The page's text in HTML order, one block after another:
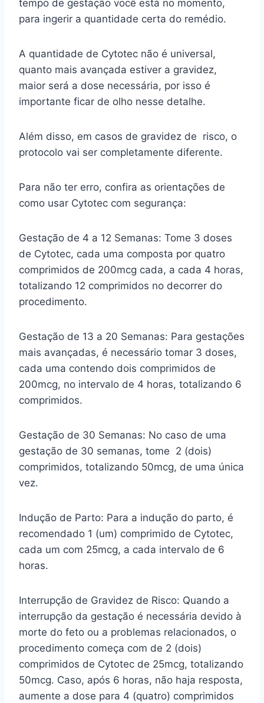
tempo de gestação você está no momento,
para ingerir a quantidade certa do remédio.
A quantidade de Cytotec não é universal,
quanto mais avançada estiver a gravidez,
maior será a dose necessária, por isso é
importante ficar de olho nesse detalhe.
Além disso, em casos de gravidez de risco, o
protocolo vai ser completamente diferente.
Para não ter erro, confira as orientações de
como usar Cytotec com segurança:
Gestação de 4 a 12 Semanas: Tome 3 doses
de Cytotec, cada uma composta por quatro
comprimidos de 200mcg cada, a cada 4 horas,
totalizando 12 comprimidos no decorrer do
procedimento.
Gestação de 13 a 20 Semanas: Para gestações
mais avançadas, é necessário tomar 3 doses,
cada uma contendo dois comprimidos de
200mcg, no intervalo de 4 horas, totalizando 6
comprimidos.
Gestação de 30 Semanas: No caso de uma
gestação de 30 semanas, tome 2 (dois)
comprimidos, totalizando 50mcg, de uma única
vez.
Indução de Parto: Para a indução do parto, é
recomendado 1 (um) comprimido de Cytotec,
cada um com 25mcg, a cada intervalo de 6
horas.
Interrupção de Gravidez de Risco: Quando a
interrupção da gestação é necessária devido à
morte do feto ou a problemas relacionados, o
procedimento começa com de 2 (dois)
comprimidos de Cytotec de 25mcg, totalizando
50mcg. Caso, após 6 horas, não haja resposta,
aumente a dose para 4 (quatro) comprimidos